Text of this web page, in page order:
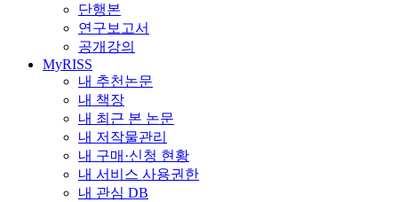
단행본
연구보고서
공개강의
MyRISS
내 추천논문
내 책장
내 최근 본 논문
내 저작물관리
내 구매·신청 현황
내 서비스 사용권한
내 관심 DB